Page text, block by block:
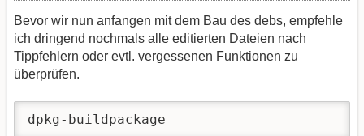
Bevor wir nun anfangen mit dem Bau des debs, empfehle
ich dringend nochmals alle editierten Dateien nach
Tippfehlern oder evtl. vergessenen Funktionen zu
überprüfen.
dpkg-buildpackage